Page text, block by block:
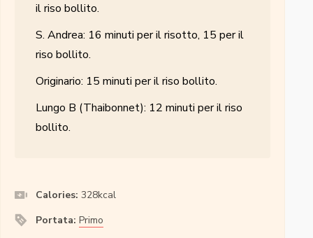
il riso bollito.
S. Andrea: 16 minuti per il risotto, 15 per il
riso bollito.
Originario: 15 minuti per il riso bollito.
Lungo B (Thaibonnet): 12 minuti per il riso
bollito.
Calories:328kcal
Portata:Primo